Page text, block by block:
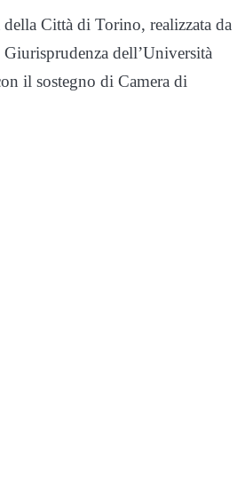
Città di Torino, realizzata da
dell’Università
il sostegno di Camera di